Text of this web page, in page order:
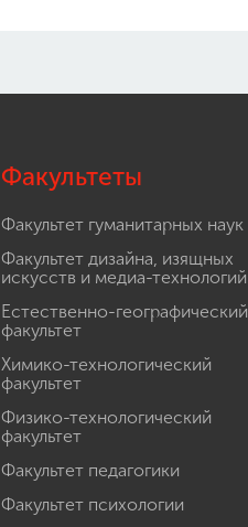
Факультеты
Факультет гуманитарных наук
Факультет дизайна, изящных
искусств и медиа-технологий
Естественно-географический
факультет
Химико-технологический
факультет
Физико-технологический
факультет
Факультет педагогики
Факультет психологии